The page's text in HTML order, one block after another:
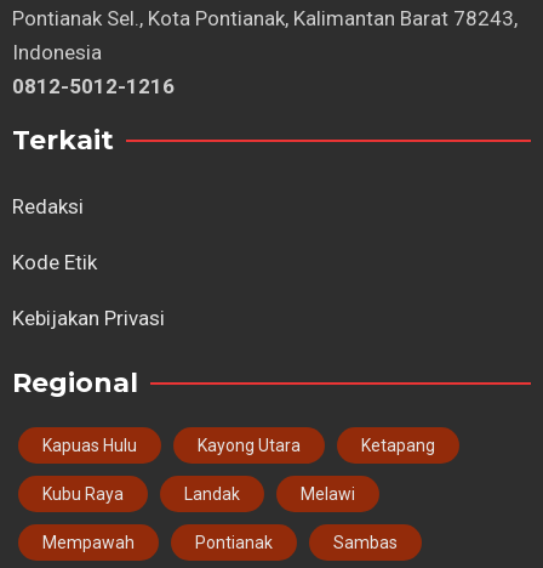
Pontianak Sel., Kota Pontianak, Kalimantan Barat 78243,
Indonesia
0812-5012-1216
Terkait
Redaksi
Kode Etik
Kebijakan Privasi
Regional
Kapuas Hulu Kayong Utara Ketapang
Kubu Raya Landak Melawi
Mempawah Pontianak Sambas